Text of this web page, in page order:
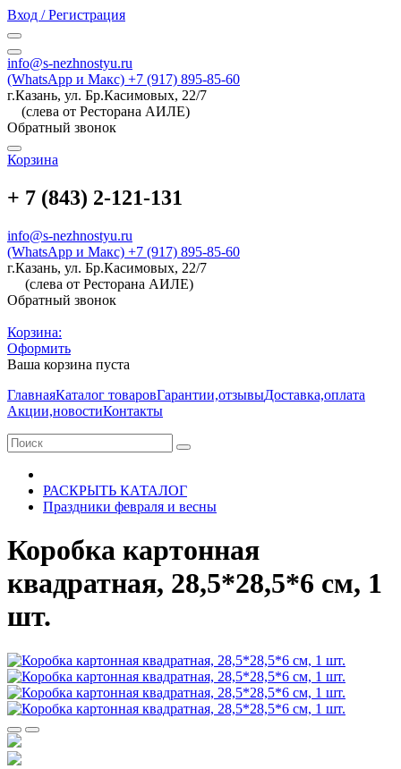
Вход / Регистрация
info@s-nezhnostyu.ru
(WhatsApp и Макс) +7 (917) 895-85-60
г.Казань, ул. Бр.Касимовых, 22/7
(слева от Ресторана АИЛЕ)
Обратный звонок
Корзина
+ 7 (843) 2-121-131
info@s-nezhnostyu.ru
(WhatsApp и Макс) +7 (917) 895-85-60
г.Казань, ул. Бр.Касимовых, 22/7
(слева от Ресторана АИЛЕ)
Обратный звонок
Корзина:
Оформить
Ваша корзина пуста
ГлавнаяКаталог товаровГарантии,отзывыДоставка,оплата
Акции,новостиКонтакты
РАСКРЫТЬ КАТАЛОГ
Праздники февраля и весны
Коробка картонная
квадратная, 28,5*28,5*6 см, 1
шт.